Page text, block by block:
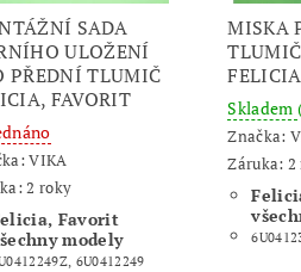
SADA
ULOŽENÍ
PŘEDNÍ TLUMIČ
FAVORIT
VIKA
2 roky
Favorit
modely
6U0412249
MISKA
Skladem
Značka:
Záruka: 2